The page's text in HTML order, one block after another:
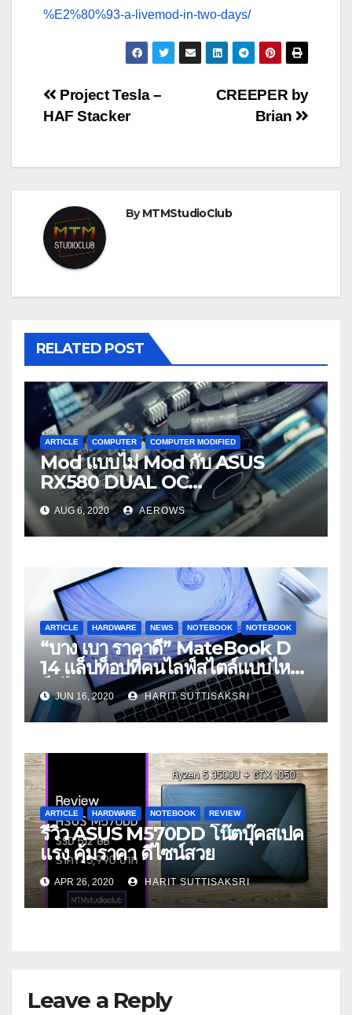
%E2%80%93-a-livemod-in-two-days/
Post
CREEPER by
Brian
Project Tesla –
HAF Stacker
ByMTMStudioClub
RELATED POST
ARTICLE COMPUTER COMPUTER MODIFIED
Mod แบบไม่ Mod กับ ASUS
RX580 DUAL OC
4GB+COOLER MASTER
ML120R RGB
AUG 6, 2020 AEROWS
ARTICLE HARDWARE NEWS NOTEBOOK NOTEBOOK
“บาง เบา ราคาดี” MateBook D
14 แล็ปท็อปที่คนไลฟ์สไตล์แบบไหน
ก็มีได้
JUN 16, 2020 HARIT SUTTISAKSRI
ARTICLE HARDWARE NOTEBOOK REVIEW
รีวิว ASUS M570DD โน๊ตบุ๊คสเปค
แรง คุ้มราคา ดีไซน์สวย
APR 26, 2020 HARIT SUTTISAKSRI
Leave a Reply